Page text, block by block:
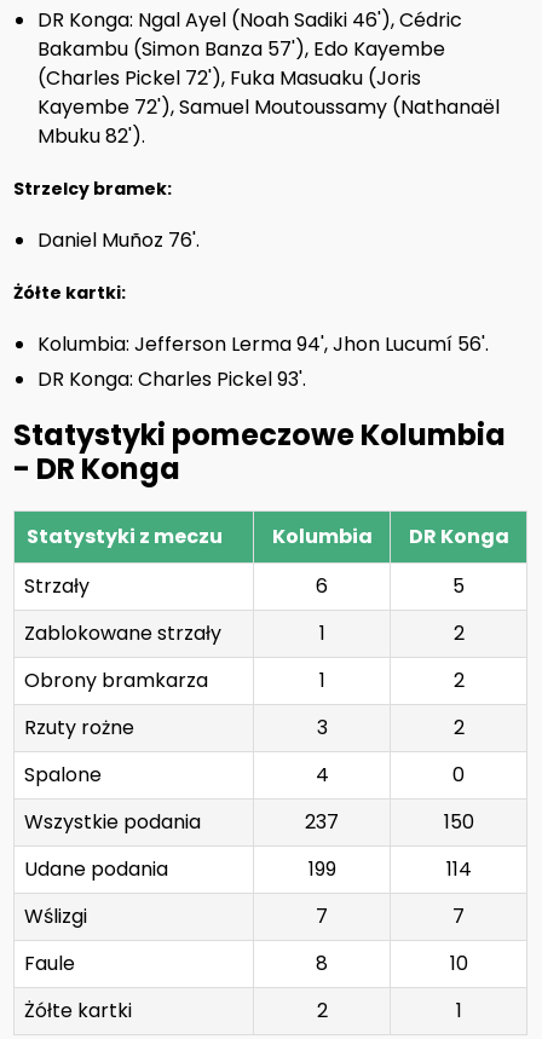
DR Konga: Ngal Ayel (Noah Sadiki 46'), Cédric
Bakambu (Simon Banza 57'), Edo Kayembe
(Charles Pickel 72'), Fuka Masuaku (Joris
Kayembe 72'), Samuel Moutoussamy (Nathanaël
Mbuku 82').
Strzelcy bramek:
Daniel Muñoz 76'.
Żółte kartki:
Kolumbia: Jefferson Lerma 94', Jhon Lucumí 56'.
DR Konga: Charles Pickel 93'.
Statystyki pomeczowe Kolumbia
- DR Konga
Statystyki z meczu Kolumbia
DR Konga
Strzały
6
5
Zablokowane strzały
1
2
Obrony bramkarza
1
2
Rzuty rożne
3
2
Spalone
4
0
Wszystkie podania
237
150
Udane podania
199
114
Wślizgi
7
7
Faule
8
10
Żółte kartki
2 1